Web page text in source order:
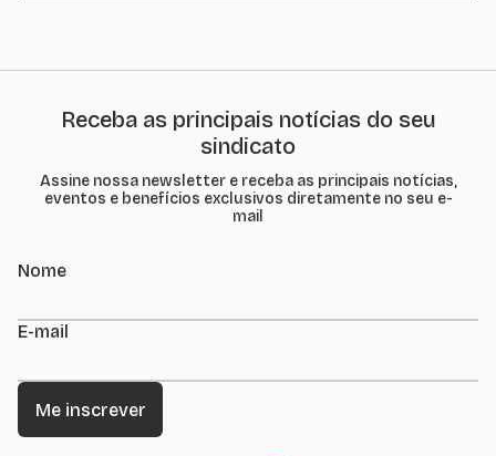
Receba as principais notícias do seu
sindicato
Assine nossa newsletter e receba as principais notícias,
eventos e benefícios exclusivos diretamente no seu e-
mail
Nome
E-mail